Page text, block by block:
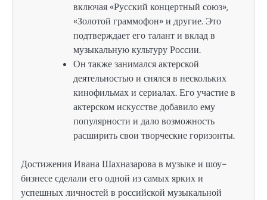
включая «Русский концертный союз»,
«Золотой граммофон» и другие. Это
подтверждает его талант и вклад в
музыкальную культуру России.
Он также занимался актерской
деятельностью и снялся в нескольких
кинофильмах и сериалах. Его участие в
актерском искусстве добавило ему
популярности и дало возможность
расширить свои творческие горизонты.
Достижения Ивана Шахназарова в музыке и шоу-
бизнесе сделали его одной из самых ярких и
успешных личностей в российской музыкальной